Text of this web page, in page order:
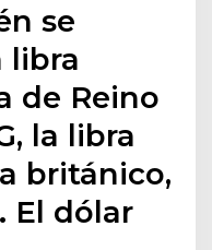
se
libra
de Reino
la libra
británico,
El dólar